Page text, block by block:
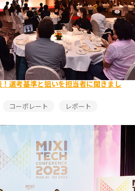
選考基準と狙いを担当者に聞きまし
コーポレート レポート